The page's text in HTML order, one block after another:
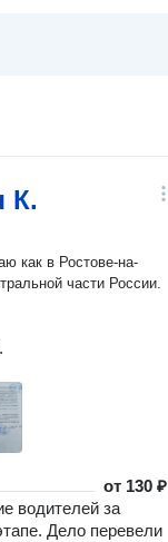
К.
как в Ростове-на-
части России.
от 130 ₽
водителей за
Дело перевели